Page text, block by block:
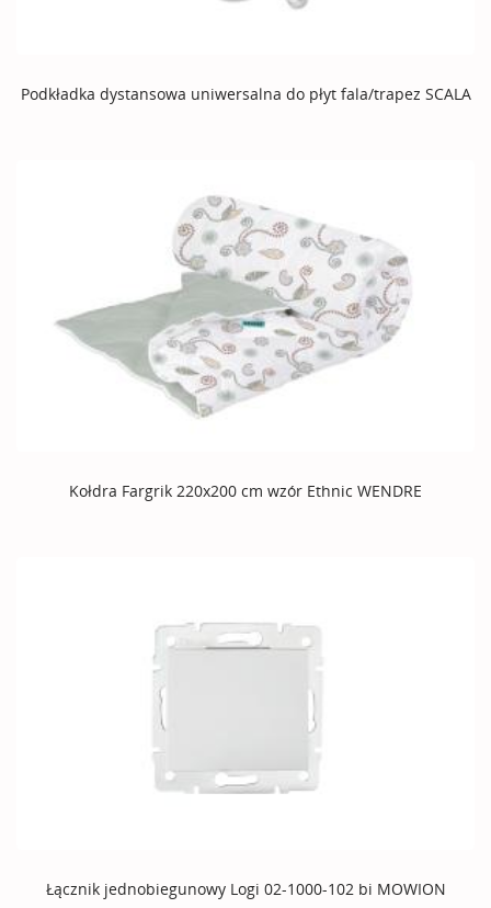
Podkładka dystansowa uniwersalna do płyt fala/trapez SCALA
Kołdra Fargrik 220x200 cm wzór Ethnic WENDRE
Łącznik jednobiegunowy Logi 02-1000-102 bi MOWION